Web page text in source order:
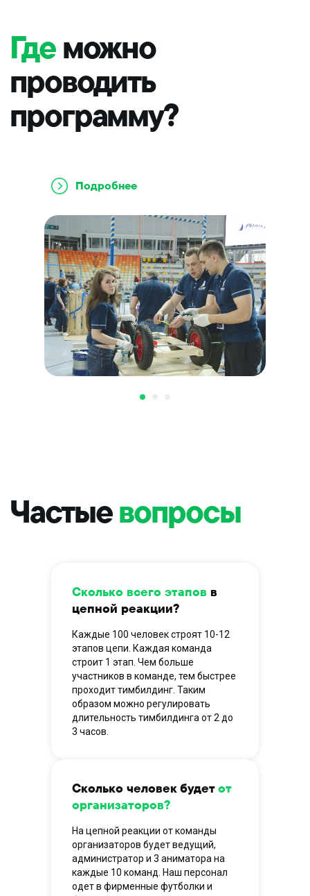
Подробнее
Сколько всего этапов в
цепной реакции?
Каждые 100 человек строят 10-12
этапов цепи. Каждая команда
строит 1 этап. Чем больше
участников в команде, тем быстрее
проходит тимбилдинг. Таким
образом можно регулировать
длительность тимбилдинга от 2 до
3 часов.
Сколько человек будетот
организаторов?
На цепной реакции от команды
организаторов будет ведущий,
администратор и 3 аниматора на
каждые 10 команд. Наш персонал
одет в фирменные футболки и
Задачи и результаты
тимбилдинга